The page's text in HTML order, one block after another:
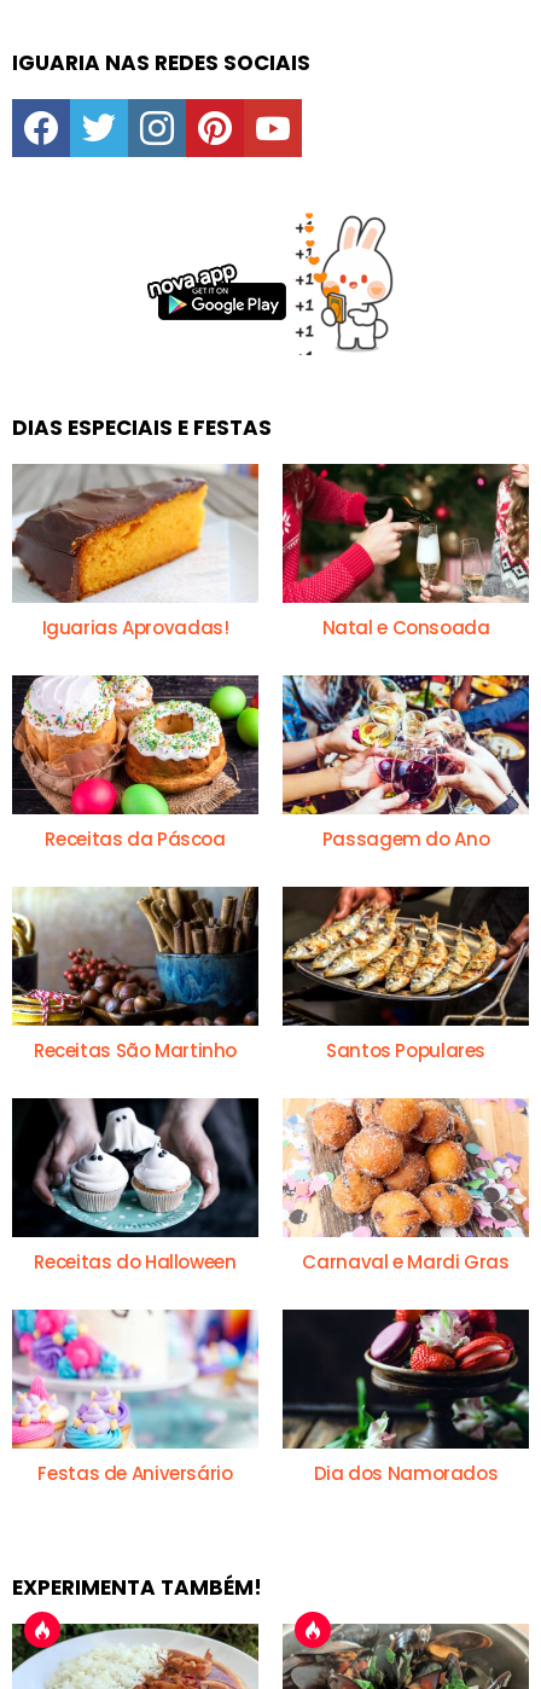
IGUARIA NAS REDES SOCIAIS
facebooktwitter instagrampinterestyoutube
DIAS ESPECIAIS E FESTAS
Iguarias Aprovadas! Natal e Consoada
Receitas da Páscoa Passagem do Ano
Receitas São Martinho Santos Populares
Receitas do Halloween Carnaval e Mardi Gras
Festas de Aniversário Dia dos Namorados
EXPERIMENTA TAMBÉM!